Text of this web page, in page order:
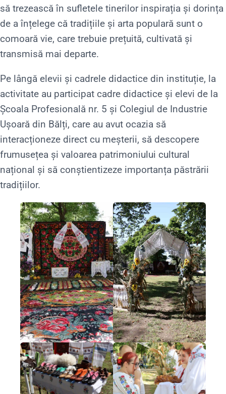
să trezească în sufletele tinerilor inspirația și dorința
de a înțelege că tradițiile și arta populară sunt o
comoară vie, care trebuie prețuită, cultivată și
transmisă mai departe.
Pe lângă elevii și cadrele didactice din instituție, la
activitate au participat cadre didactice și elevi de la
Școala Profesională nr. 5 și Colegiul de Industrie
Ușoară din Bălți, care au avut ocazia să
interacționeze direct cu meșterii, să descopere
frumusețea și valoarea patrimoniului cultural
național și să conștientizeze importanța păstrării
tradițiilor.